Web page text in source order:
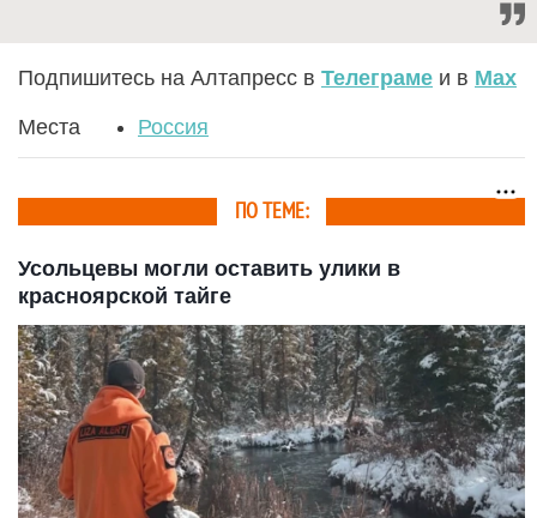
Подпишитесь на Алтапресс в Телеграме и в Max
Места Россия
ПО ТЕМЕ:
Усольцевы могли оставить улики в
красноярской тайге